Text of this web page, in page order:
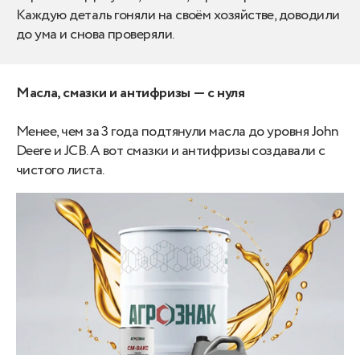
Каждую деталь гоняли на своём хозяйстве, доводили
до ума и снова проверяли.
Масла, смазки и антифризы — с нуля
Менее, чем за 3 года подтянули масла до уровня John
Deere и JCB. А вот смазки и антифризы создавали с
чистого листа.